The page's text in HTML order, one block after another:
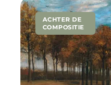
ACHTER DE
COMPOSITIE